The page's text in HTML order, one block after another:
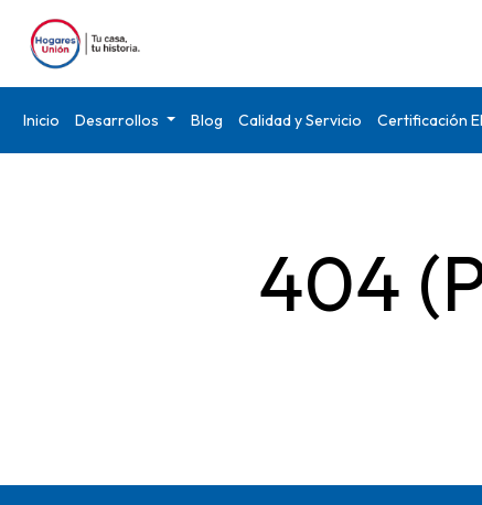
Inicio Desarrollos Blog Calidad y Servicio Certificación
404